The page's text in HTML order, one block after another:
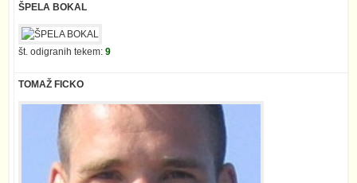
ŠPELA BOKAL
št. odigranih tekem: 9
TOMAŽ FICKO